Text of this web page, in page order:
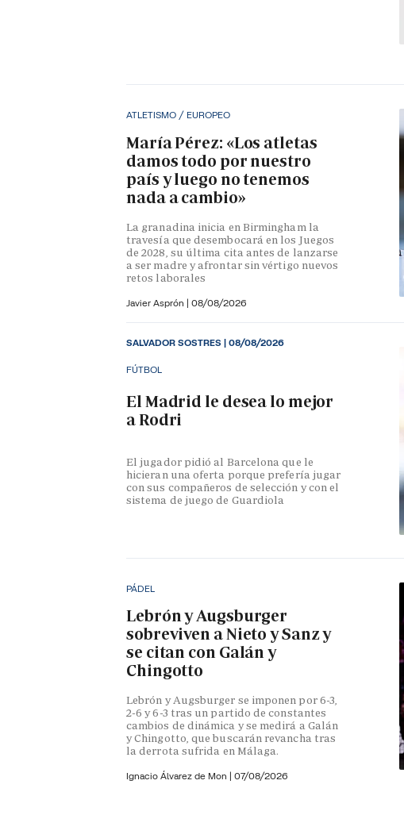
ATLETISMO / EUROPEO
María Pérez: «Los atletas
damos todo por nuestro
país y luego no tenemos
nada a cambio»
La granadina inicia en Birmingham la
travesía que desembocará en los Juegos
de 2028, su última cita antes de lanzarse
a ser madre y afrontar sin vértigo nuevos
retos laborales
Javier Asprón | 08/08/2026
FÚTBOL
El Madrid le desea lo mejor
a Rodri
El jugador pidió al Barcelona que le
hicieran una oferta porque prefería jugar
con sus compañeros de selección y con el
sistema de juego de Guardiola
SALVADOR SOSTRES |08/08/2026
PÁDEL
Lebrón y Augsburger
sobreviven a Nieto y Sanz y
se citan con Galán y
Chingotto
Lebrón y Augsburger se imponen por 6-3,
2-6 y 6-3 tras un partido de constantes
cambios de dinámica y se medirá a Galán
y Chingotto, que buscarán revancha tras
la derrota sufrida en Málaga.
Ignacio Álvarez de Mon | 07/08/2026